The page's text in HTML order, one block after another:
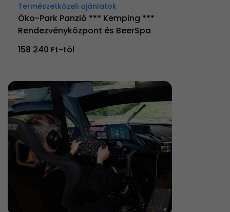
Természetközeli ajánlatok
Öko-Park Panzió *** Kemping ***
Rendezvényközpont és BeerSpa
158 240 Ft-tól